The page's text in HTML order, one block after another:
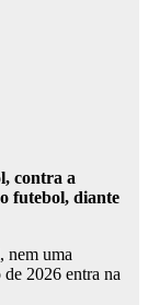
contra a
futebol, diante
nem uma
2026 entra na